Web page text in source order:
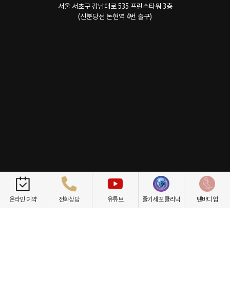
서울 서초구 강남대로 535 프린스타워 3층
(신분당선 논현역 4번 출구)
개인정보취급방침 이용약관 환자권리장전 비급여항목
온라인 예약 전화상담 유튜브 줄기세포 클리닉 텐바디업